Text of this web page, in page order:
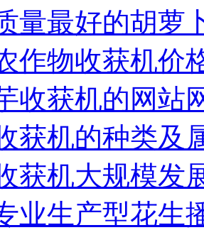
量最好的胡萝
作物收获机价
收获机的网站
获机的种类及
获机大规模发
业生产型花生